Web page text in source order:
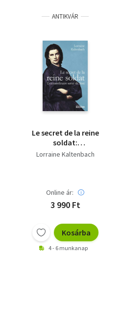
ANTIKVÁR
Le secret de la reine
soldat:
L'extraordinaire soeur
Lorraine Kaltenbach
Online ár:
3 990 Ft
Kosárba
4 - 6 munkanap